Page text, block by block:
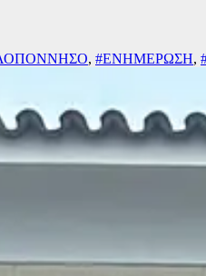
, #ΕΝΗΜΕΡΩΣΗ,